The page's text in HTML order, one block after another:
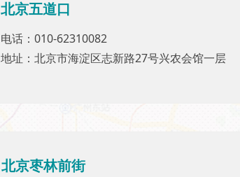
北京五道口
电话：010-62310082
地址：北京市海淀区志新路27号兴农会馆一层
北京五道口
电话：010-62310082
地址：北京市海淀区志新路27号兴农会馆一层
北京枣林前街
北京枣林前街